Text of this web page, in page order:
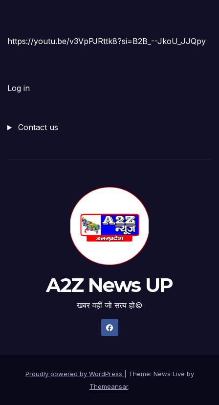
https://youtu.be/v3VpPJRttk8?si=B2B_--JkoU_JJQpy
Log in
Contact us
A2Z News UP
खबर वहीं जो सत्य हो©
Proudly powered by WordPress
Theme: News Live by
Themeansar.